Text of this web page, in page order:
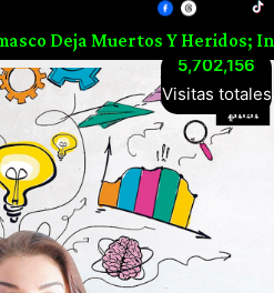
Visitas totales
5,702,156
Y Heridos; Investigan